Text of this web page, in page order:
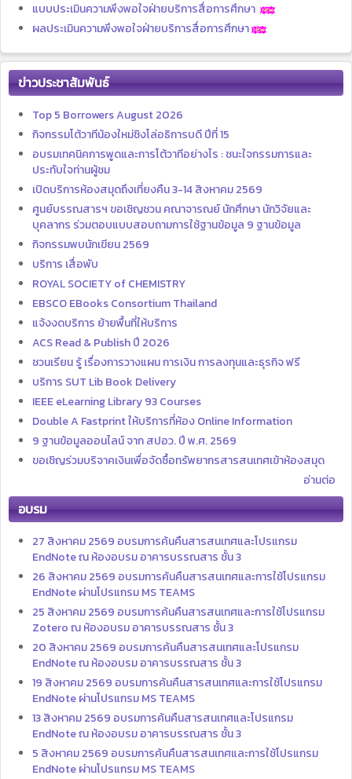
แบบประเมินความพึงพอใจฝ่ายบริการสื่อการศึกษา
ผลประเมินความพึงพอใจฝ่ายบริการสื่อการศึกษา
ข่าวประชาสัมพันธ์
Top 5 Borrowers August 2026
กิจกรรมโต้วาทีน้องใหม่ชิงโล่อธิการบดี ปีที่ 15
อบรมเทคนิคการพูดและการโต้วาทีอย่างไร : ชนะใจกรรมการและ
ประทับใจท่านผู้ชม
เปิดบริการห้องสมุดถึงเที่ยงคืน 3-14 สิงหาคม 2569
ศูนย์บรรณสารฯ ขอเชิญชวน คณาจารณย์ นักศึกษา นักวิจัยและ
บุคลากร ร่วมตอบแบบสอบถามการใช้ฐานข้อมูล 9 ฐานข้อมูล
กิจกรรมพบนักเขียน 2569
บริการ เสื่อพับ
ROYAL SOCIETY of CHEMISTRY
EBSCO EBooks Consortium Thailand
แจ้งงดบริการ ย้ายพื้นที่ให้บริการ
ACS Read & Publish ปี 2026
ชวนเรียน รู้ เรื่องการวางแผน การเงิน การลงทุนและธุรกิจ ฟรี
บริการ SUT Lib Book Delivery
IEEE eLearning Library 93 Courses
Double A Fastprint ให้บริการที่ห้อง Online Information
9 ฐานข้อมูลออนไลน์ จาก สปอว. ปี พ.ศ. 2569
ขอเชิญร่วมบริจาคเงินเพื่อจัดซื้อทรัพยากรสารสนเทศเข้าห้องสมุด
อ่านต่อ
อบรม
27 สิงหาคม 2569 อบรมการค้นคืนสารสนเทศและโปรแกรม
EndNote ณ ห้องอบรม อาคารบรรณสาร ชั้น 3
26 สิงหาคม 2569 อบรมการค้นคืนสารสนเทศและการใช้โปรแกรม
EndNote ผ่านโปรแกรม MS TEAMS
25 สิงหาคม 2569 อบรมการค้นคืนสารสนเทศและการใช้โปรแกรม
Zotero ณ ห้องอบรม อาคารบรรณสาร ชั้น 3
20 สิงหาคม 2569 อบรมการค้นคืนสารสนเทศและโปรแกรม
EndNote ณ ห้องอบรม อาคารบรรณสาร ชั้น 3
19 สิงหาคม 2569 อบรมการค้นคืนสารสนเทศและการใช้โปรแกรม
EndNote ผ่านโปรแกรม MS TEAMS
13 สิงหาคม 2569 อบรมการค้นคืนสารสนเทศและโปรแกรม
EndNote ณ ห้องอบรม อาคารบรรณสาร ชั้น 3
5 สิงหาคม 2569 อบรมการค้นคืนสารสนเทศและการใช้โปรแกรม
EndNote ผ่านโปรแกรม MS TEAMS